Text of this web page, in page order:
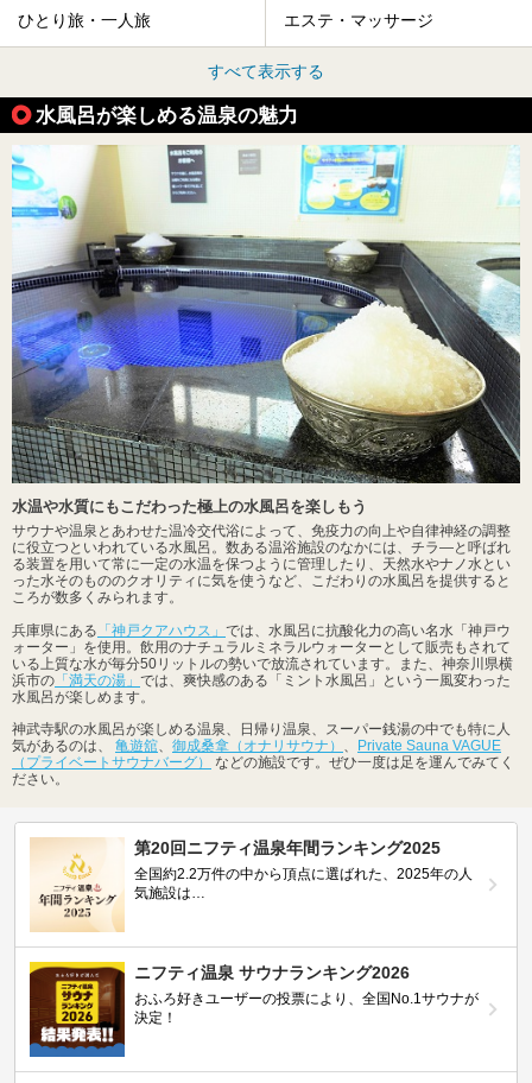
ひとり旅・一人旅 エステ・マッサージ
すべて表示する
水風呂が楽しめる温泉の魅力
水温や水質にもこだわった極上の水風呂を楽しもう
サウナや温泉とあわせた温冷交代浴によって、免疫力の向上や自律神経の調整
に役立つといわれている水風呂。数ある温浴施設のなかには、チラ―と呼ばれ
る装置を用いて常に一定の水温を保つように管理したり、天然水やナノ水とい
った水そのもののクオリティに気を使うなど、こだわりの水風呂を提供すると
ころが数多くみられます。
兵庫県にある 「神戸クアハウス」 では、水風呂に抗酸化力の高い名水「神戸ウ
ォーター」を使用。飲用のナチュラルミネラルウォーターとして販売もされて
いる上質な水が毎分50リットルの勢いで放流されています。また、神奈川県横
浜市の 「満天の湯」 では、爽快感のある「ミント水風呂」という一風変わった
水風呂が楽しめます。
神武寺駅の水風呂が楽しめる温泉、日帰り温泉、スーパー銭湯の中でも特に人
気があるのは、 亀遊舘 御成桑拿（オナリサウナ）
Private Sauna VAGUE
（プライベートサウナバーグ）
などの施設です。ぜひ一度は足を運んでみてく
ださい。
第20回ニフティ温泉年間ランキング2025
全国約2.2万件の中から頂点に選ばれた、2025年の人
気施設は…
ニフティ温泉 サウナランキング2026
おふろ好きユーザーの投票により、全国No.1サウナが
決定！